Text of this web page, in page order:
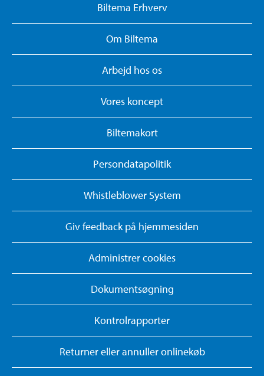
Biltema Erhverv
Om Biltema
Arbejd hos os
Vores koncept
Biltemakort
Persondatapolitik
Whistleblower System
Giv feedback på hjemmesiden
Administrer cookies
Dokumentsøgning
Kontrolrapporter
Returner eller annuller onlinekøb